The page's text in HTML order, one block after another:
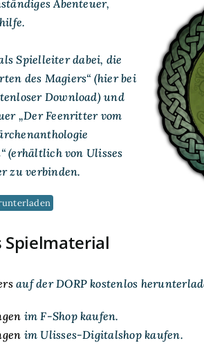
Abenteuer,
Spielleiter dabei, die
des Magiers“ (hier bei
Download) und
„Der Feenritter vom
(erhältlich von Ulisses
zu verbinden.
auf der DORP kostenlos
im F-Shop kaufen.
im Ulisses-Digitalshop kaufen.